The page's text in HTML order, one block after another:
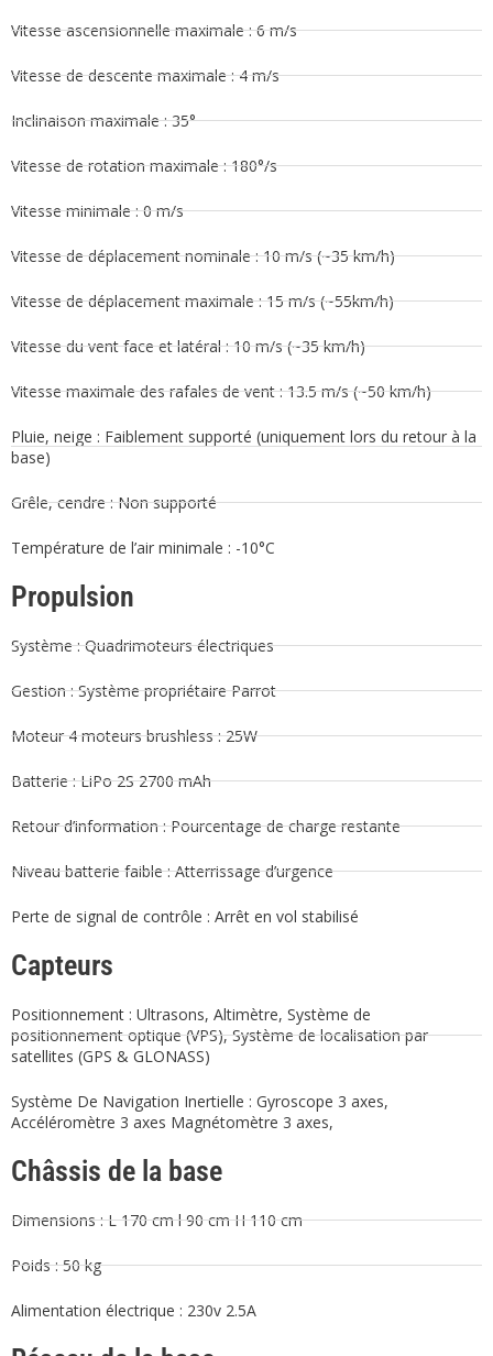
Vitesse ascensionnelle maximale : 6 m/s
Vitesse de descente maximale : 4 m/s
Inclinaison maximale : 35°
Vitesse de rotation maximale : 180°/s
Vitesse minimale : 0 m/s
Vitesse de déplacement nominale : 10 m/s (~35 km/h)
Vitesse de déplacement maximale : 15 m/s (~55km/h)
Vitesse du vent face et latéral : 10 m/s (~35 km/h)
Vitesse maximale des rafales de vent : 13.5 m/s (~50 km/h)
Pluie, neige : Faiblement supporté (uniquement lors du retour à la
base)
Grêle, cendre : Non supporté
Température de l’air minimale : -10°C
Propulsion
Système : Quadrimoteurs électriques
Gestion : Système propriétaire Parrot
Moteur 4 moteurs brushless : 25W
Batterie : LiPo 2S 2700 mAh
Retour d’information : Pourcentage de charge restante
Niveau batterie faible : Atterrissage d’urgence
Perte de signal de contrôle : Arrêt en vol stabilisé
Capteurs
Positionnement : Ultrasons, Altimètre, Système de
positionnement optique (VPS), Système de localisation par
satellites (GPS & GLONASS)
Système De Navigation Inertielle : Gyroscope 3 axes,
Accéléromètre 3 axes Magnétomètre 3 axes,
Châssis de la base
Dimensions : L 170 cm l 90 cm H 110 cm
Poids : 50 kg
Alimentation électrique : 230v 2.5A